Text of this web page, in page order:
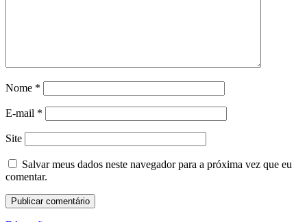
Nome *
E-mail *
Site
Salvar meus dados neste navegador para a próxima vez que eu
comentar.